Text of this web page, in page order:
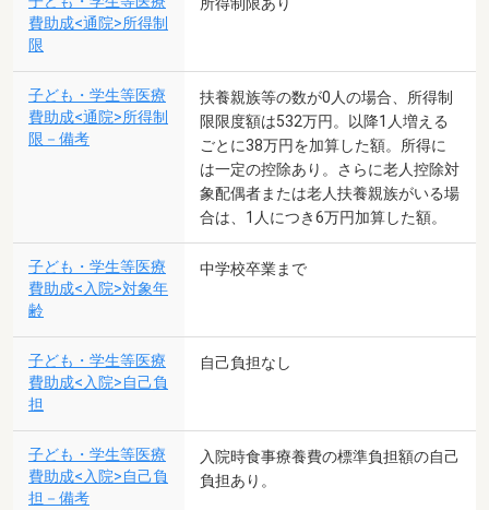
費助成<通院>所得制
限
子ども・学生等医療
費助成<通院>所得制
限－備考
扶養親族等の数が0人の場合、所得制
限限度額は532万円。以降1人増える
ごとに38万円を加算した額。所得に
は一定の控除あり。さらに老人控除対
象配偶者または老人扶養親族がいる場
合は、1人につき6万円加算した額。
子ども・学生等医療
費助成<入院>対象年
齢
中学校卒業まで
子ども・学生等医療
費助成<入院>自己負
担
自己負担なし
子ども・学生等医療
費助成<入院>自己負
担－備考
入院時食事療養費の標準負担額の自己
負担あり。